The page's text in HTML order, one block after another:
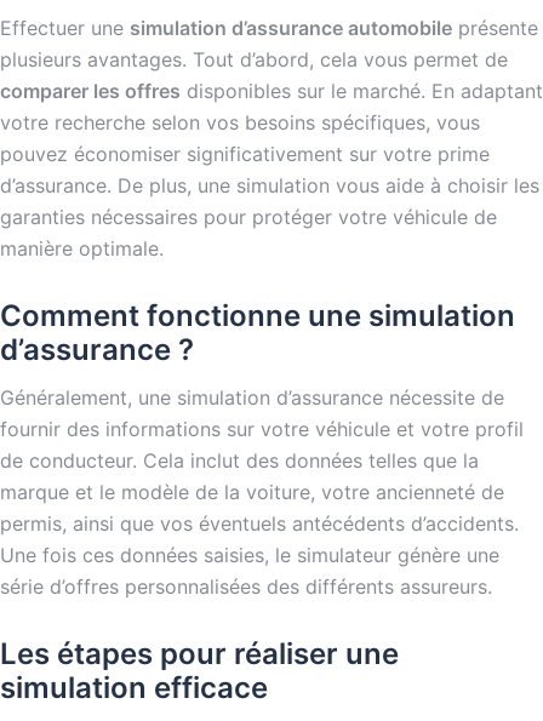
Effectuer une simulation d’assurance automobile présente
plusieurs avantages. Tout d’abord, cela vous permet de
comparer les offres disponibles sur le marché. En adaptant
votre recherche selon vos besoins spécifiques, vous
pouvez économiser significativement sur votre prime
d’assurance. De plus, une simulation vous aide à choisir les
garanties nécessaires pour protéger votre véhicule de
manière optimale.
Comment fonctionne une simulation
d’assurance ?
Généralement, une simulation d’assurance nécessite de
fournir des informations sur votre véhicule et votre profil
de conducteur. Cela inclut des données telles que la
marque et le modèle de la voiture, votre ancienneté de
permis, ainsi que vos éventuels antécédents d’accidents.
Une fois ces données saisies, le simulateur génère une
série d’offres personnalisées des différents assureurs.
Les étapes pour réaliser une
simulation efficace